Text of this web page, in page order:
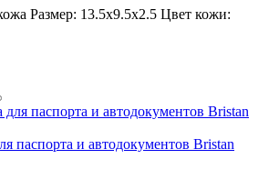
Размер: 13.5х9.5х2.5 Цвет кожи:
паспорта и автодокументов Bristan